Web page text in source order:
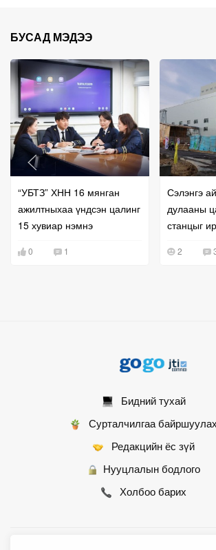
БУСАД МЭДЭЭ
“УБТЗ” ХНН 16 мянган
ажилтныхаа үндсэн цалинг
15 хувиар нэмнэ
0 1
Сэлэнгэ
дулааны
станцыг
2
Бидний тухай
Сурталчилгаа байршуулах
Редакцийн ёс зүй
Нууцлалын бодлого
Холбоо барих